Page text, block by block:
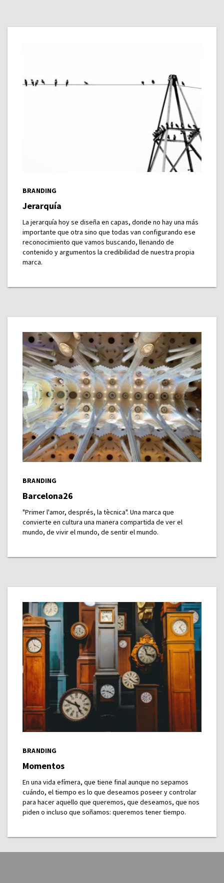
BRANDING
Jerarquía
La jerarquía hoy se diseña en capas, donde no hay una más
importante que otra sino que todas van configurando ese
reconocimiento que vamos buscando, llenando de
contenido y argumentos la credibilidad de nuestra propia
marca.
BRANDING
Barcelona26
"Primer l'amor, després, la tècnica". Una marca que
convierte en cultura una manera compartida de ver el
mundo, de vivir el mundo, de sentir el mundo.
BRANDING
Momentos
En una vida efímera, que tiene final aunque no sepamos
cuándo, el tiempo es lo que deseamos poseer y controlar
para hacer aquello que queremos, que deseamos, que nos
piden o incluso que soñamos: queremos tener tiempo.